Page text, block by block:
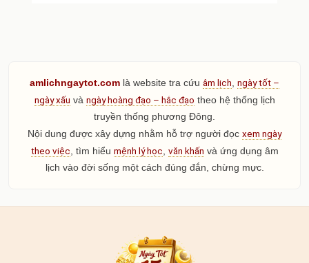
amlichngaytot.com là website tra cứu âm lịch, ngày tốt –
ngày xấu và ngày hoàng đạo – hắc đạo theo hệ thống lịch
truyền thống phương Đông.
Nội dung được xây dựng nhằm hỗ trợ người đọc xem ngày
theo việc, tìm hiểu mệnh lý học, văn khấn và ứng dụng âm
lịch vào đời sống một cách đúng đắn, chừng mực.